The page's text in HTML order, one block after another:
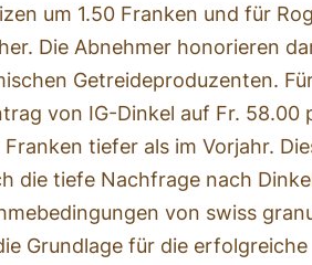
um 1.50 Franken und für
Die Abnehmer honorieren
Getreideproduzenten.
von IG-Dinkel auf Fr. 58.00
tiefer als im Vorjahr.
die tiefe Nachfrage nach
von swiss
Grundlage für die erfolgreiche